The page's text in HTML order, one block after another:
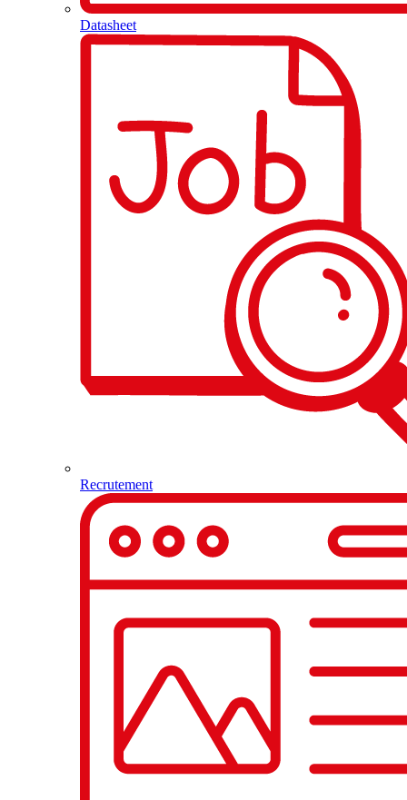
Datasheet
Recrutement